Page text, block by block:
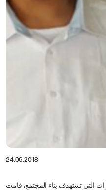
24.06.2018
التي تستهدف بناء المجتمع، قامت